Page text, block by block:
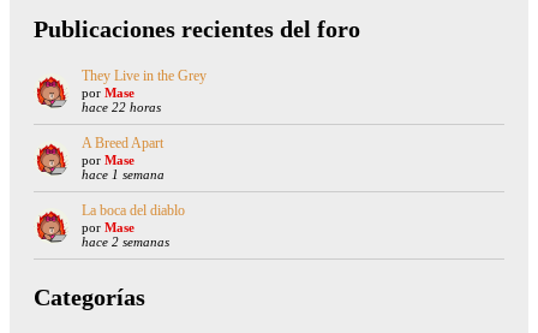
Publicaciones recientes del foro
They Live in the Grey
por Mase
hace 22 horas
A Breed Apart
por Mase
hace 1 semana
La boca del diablo
por Mase
hace 2 semanas
Categorías